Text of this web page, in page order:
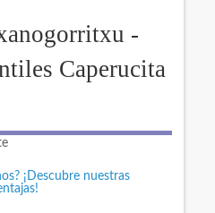
-
Caperucita
¡Descubre nuestras